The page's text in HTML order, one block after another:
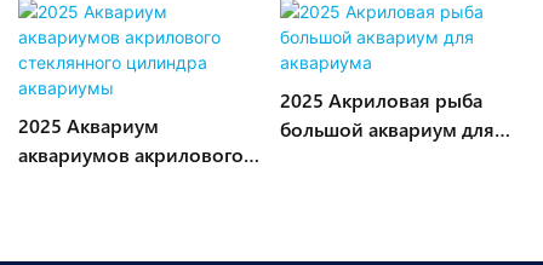
2025 Аквариум
аквариумов акрилового
2025 Акриловая рыба
большой аквариум для